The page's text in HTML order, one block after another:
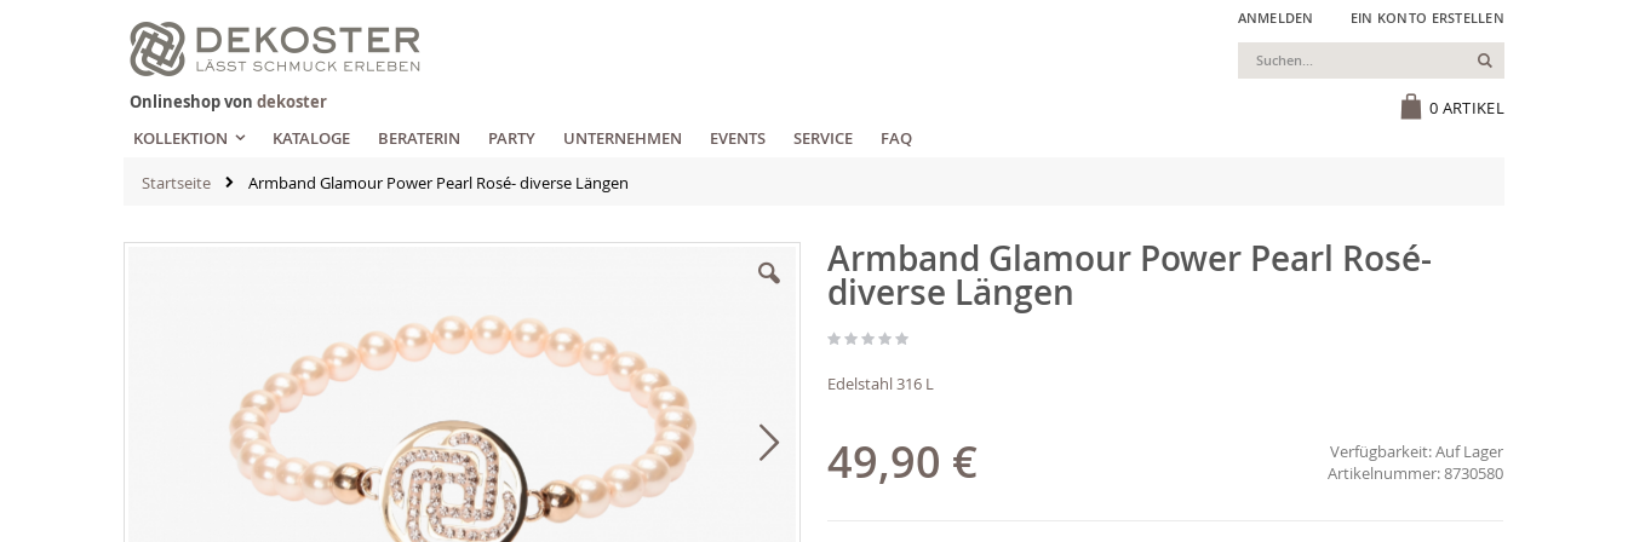
Zum
Inhalt
springen
ANMELDEN EIN KONTO ERSTELLEN
0 ARTIKEL
Suchen
Onlineshop von dekoster
KOLLEKTION
KATALOGE BERATERIN PARTY UNTERNEHMEN EVENTS SERVICE FAQ
Startseite Armband Glamour Power Pearl Rosé- diverse Längen
Armband Glamour Power Pearl Rosé-
diverse Längen
Edelstahl 316 L
49,90 € Verfügbarkeit:Auf Lager
8730580